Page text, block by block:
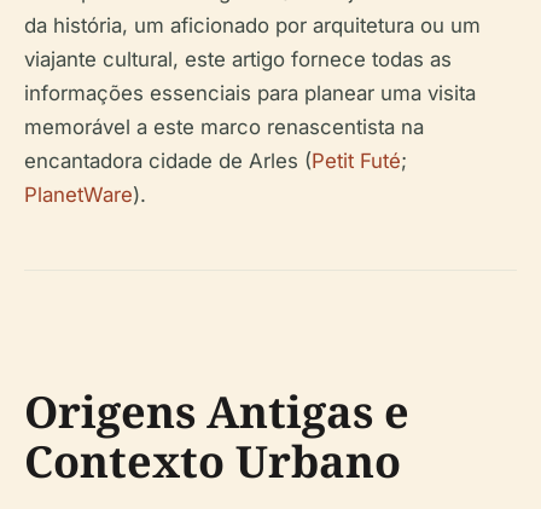
da história, um aficionado por arquitetura ou um
viajante cultural, este artigo fornece todas as
informações essenciais para planear uma visita
memorável a este marco renascentista na
encantadora cidade de Arles (Petit Futé;
PlanetWare).
Origens Antigas e
Contexto Urbano